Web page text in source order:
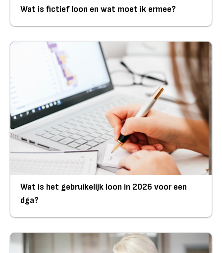
Wat is fictief loon en wat moet ik ermee?
Wat is het gebruikelijk loon in 2026 voor een
dga?